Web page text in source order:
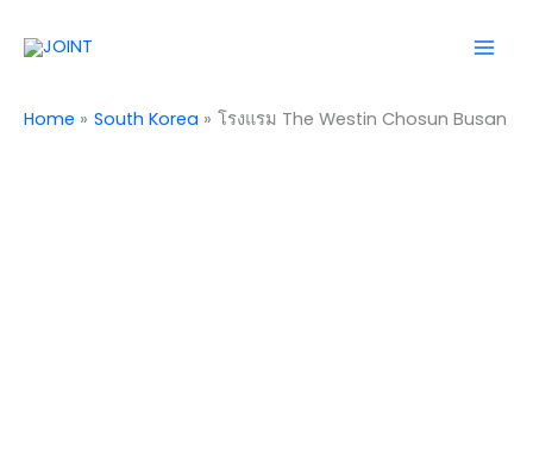
Home South Korea โรงแรม The Westin Chosun Busan